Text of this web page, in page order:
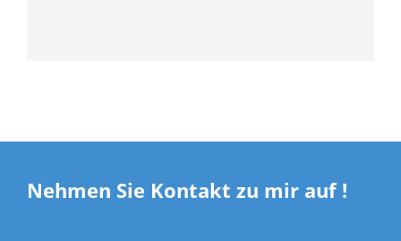
Nehmen Sie Kontakt zu mir auf !